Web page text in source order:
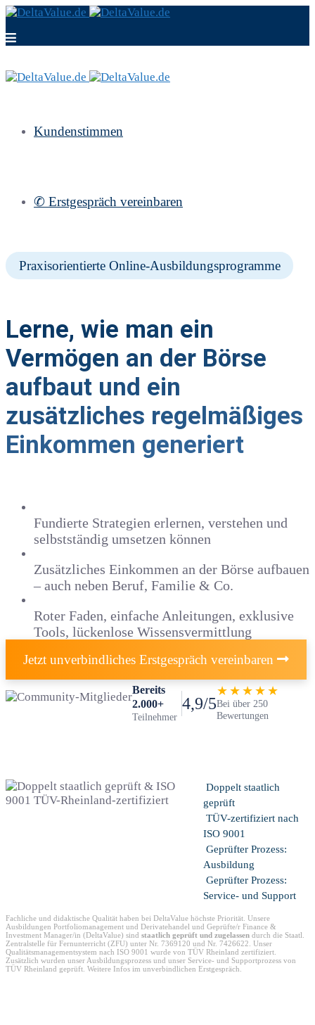
Kundenstimmen
✆ Erstgespräch vereinbaren
Praxisorientierte Online-Ausbildungsprogramme
Lerne, wie man ein
Vermögen an der Börse
aufbaut und ein
zusätzliches regelmäßiges
Einkommen generiert
Fundierte Strategien erlernen, verstehen und
selbstständig umsetzen können
Zusätzliches Einkommen an der Börse aufbauen
– auch neben Beruf, Familie & Co.
Roter Faden, einfache Anleitungen, exklusive
Tools, lückenlose Wissensvermittlung
Jetzt unverbindliches Erstgespräch vereinbaren
Bereits
2.000+
Teilnehmer
4,9/5
★★★★★
Bei über 250
Bewertungen
Doppelt staatlich
geprüft
TÜV-zertifiziert nach
ISO 9001
Geprüfter Prozess:
Ausbildung
Geprüfter Prozess:
Service- und Support
Fachliche und didaktische Qualität haben bei DeltaValue höchste Priorität. Unsere
Ausbildungen Portfoliomanagement und Derivatehandel und Geprüfte/r Finance &
Investment Manager/in (DeltaValue) sind staatlich geprüft und zugelassen durch die Staatl.
Zentralstelle für Fernunterricht (ZFU) unter Nr. 7369120 und Nr. 7426622. Unser
Qualitätsmanagementsystem nach ISO 9001 wurde von TÜV Rheinland zertifiziert.
Zusätzlich wurden unser Ausbildungsprozess und unser Service- und Supportprozess von
TÜV Rheinland geprüft. Weitere Infos im unverbindlichen Erstgespräch.